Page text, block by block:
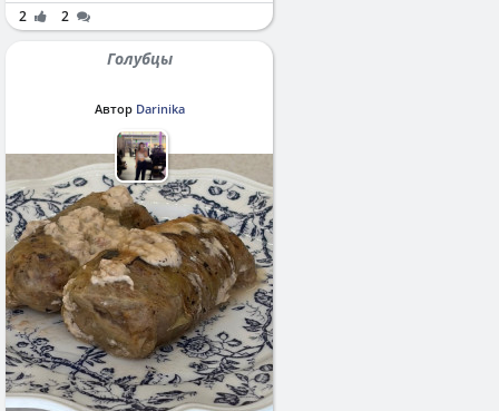
2 2
Голубцы
Автор Darinika